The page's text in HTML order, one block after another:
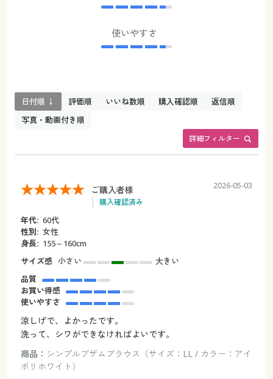
使いやすさ
詳細フィルター
日付順 ↓ 評価順 いいね数順 購入確認順
返信順
写真・動画付き順
ご購入者様
購入確認済み
2026-05-03
年代: 60代
性別: 女性
身長: 155～160cm
サイズ感 小さい
大きい
品質
お買い得感
使いやすさ
涼しげで、よかったです。
洗って、シワができなければよいです。
商品： シンプルブザムブラウス（サイズ：LL / カラー：アイ
ボリホワイト）